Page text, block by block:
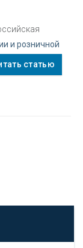
и розничной
статью